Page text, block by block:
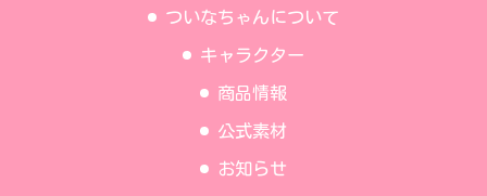
ついなちゃんについて
キャラクター
商品情報
公式素材
お知らせ